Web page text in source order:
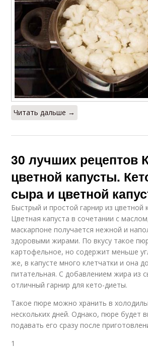
Читать дальше →
30 лучших рецептов
цветной капусты.
сыра и цветной
Быстрый и простой гарнир из цветной
Цветная капуста в сочетании с
маскарпоне получается нежной и
здоровыми жирами. По вкусу такое
картофельное, но содержит меньше
же, в капусте много клетчатки и она
питательная. С добавлением жира из
отличный гарнир для кето-диеты.
Такое пюре можно хранить в
нескольких дней. Однако, пюре будет
подавать его сразу после
1